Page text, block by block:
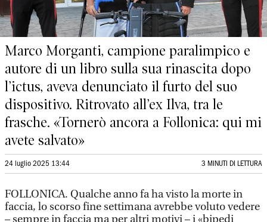
Marco Morganti, campione paralimpico e
autore di un libro sulla sua rinascita dopo
l’ictus, aveva denunciato il furto del suo
dispositivo. Ritrovato all’ex Ilva, tra le
frasche. «Tornerò ancora a Follonica: qui mi
avete salvato»
24 luglio 2025 13:44 3 MINUTI DI LETTURA
FOLLONICA. Qualche anno fa ha visto la morte in
faccia, lo scorso fine settimana avrebbe voluto vedere
– sempre in faccia ma per altri motivi – i «bipedi